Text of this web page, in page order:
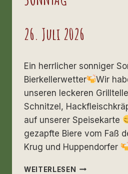
26. Juli 2026
Ein herrlicher sonniger
Bierkellerwetter
Wir
unseren leckeren
Schnitzel,
auf unserer Speisekarte
gezapfte Biere vom Faß
Krug und Huppendorfer
WEITERLESEN SONNTAG